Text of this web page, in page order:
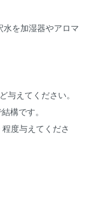
水を加湿器やアロマ
与えてください。
構です。
度与えてくださ